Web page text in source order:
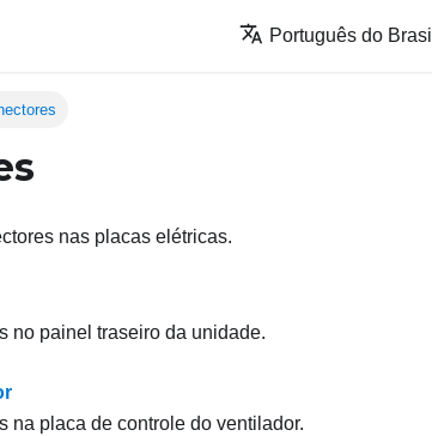
Português do Brasil
nas placas elétricas.
no painel traseiro da unidade.
na placa de controle do ventilador.